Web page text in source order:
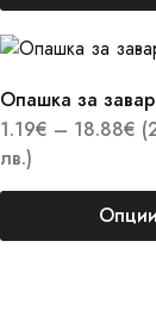
Опашка за
1.19€ – 18.88€
лв.)
Опции